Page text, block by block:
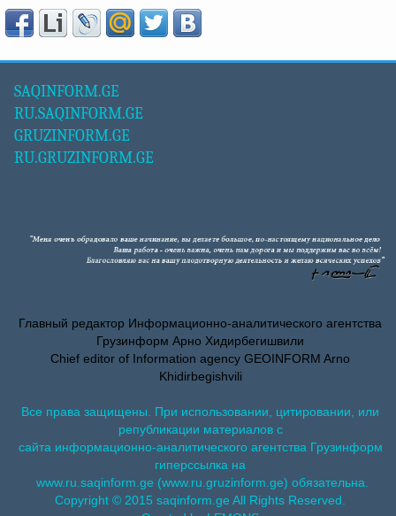
SAQINFORM.GE
RU.SAQINFORM.GE
GRUZINFORM.GE
RU.GRUZINFORM.GE
Главный редактор Информационно-аналитического агентства
Грузинформ Арно Хидирбегишвили
Chief editor of Information agency GEOINFORM Arno
Khidirbegishvili
Все права защищены. При использовании, цитировании, или
републикации материалов с
сайта информационно-аналитического агентства Грузинформ
гиперссылка на
www.ru.saqinform.ge (www.ru.gruzinform.ge) обязательна.
Copyright © 2015 saqinform.ge All Rights Reserved.